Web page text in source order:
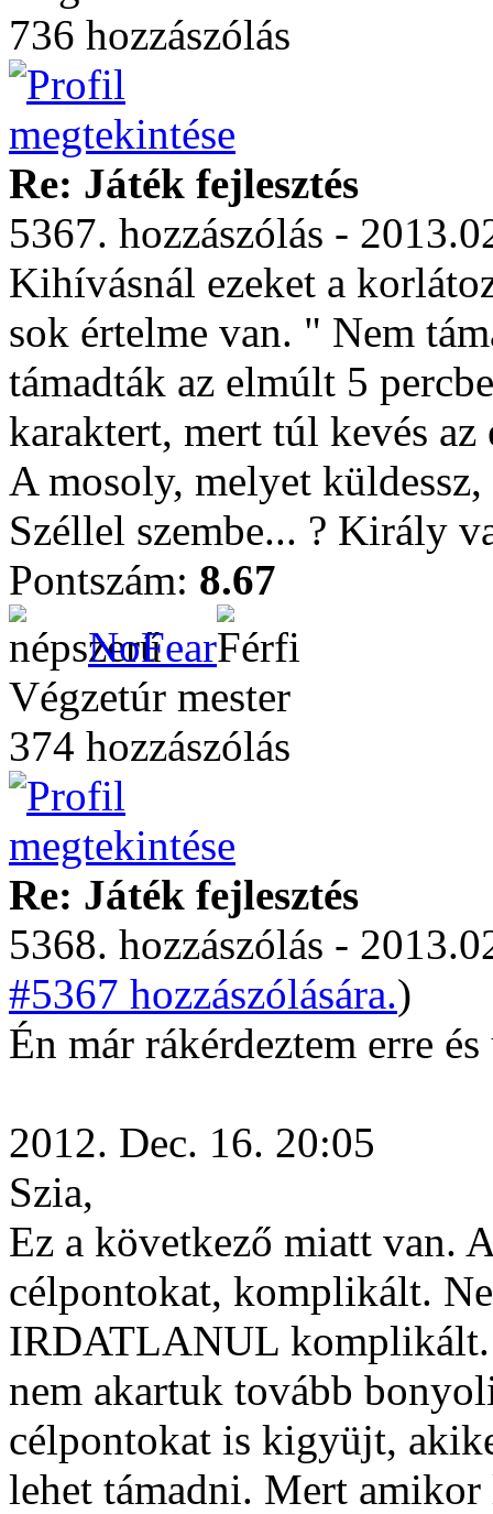
736 hozzászólás
Re: Játék fejlesztés
5367. hozzászólás -
Kihívásnál ezeket a
sok értelme van. " Nem
támadták az elmúlt 5
karaktert, mert túl kevés
A mosoly, melyet
Széllel szembe... ? Király
Pontszám: 8.67
NoFear
Végzetúr mester
374 hozzászólás
Re: Játék fejlesztés
5368. hozzászólás -
#5367 hozzászólására.)
Én már rákérdeztem erre
2012. Dec. 16. 20:05
Szia,
Ez a következő miatt van.
célpontokat, komplikált.
IRDATLANUL komplikált.
nem akartuk tovább
célpontokat is kigyüjt,
lehet támadni. Mert